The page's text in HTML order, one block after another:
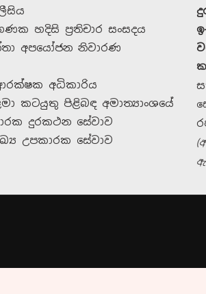
හදිසි ප්‍රතිචාර සංසදය
අපයෝජන නිවාරණ
අධිකාරිය
කටයුතු පිළිබඳ අමාත්‍යාංශයේ
දුරකථන සේවාව
උපකාරක සේවාව